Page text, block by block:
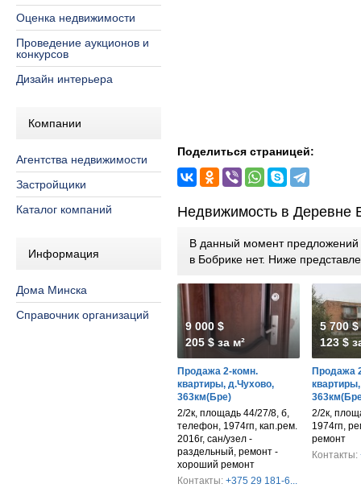
Оценка недвижимости
Проведение аукционов и
конкурсов
Дизайн интерьера
Компании
Агентства недвижимости
Застройщики
Каталог компаний
Информация
Дома Минска
Справочник организаций
Поделиться страницей:
Недвижимость в Деревне
В данный момент предложений
в Бобрике нет. Ниже
9 000 $
205 $ за м²
Продажа 2-комн.
квартиры, д.Чухово,
363км(Бре)
2/2к, площадь 44/27/8, б,
телефон, 1974гп, кап.рем.
2016г, сан/узел -
раздельный, ремонт -
хороший ремонт
Контакты: +375 29 181-6...
5 700 $
123 $
Продажа
2/2к,
1974гп,
ремонт
Контакты: